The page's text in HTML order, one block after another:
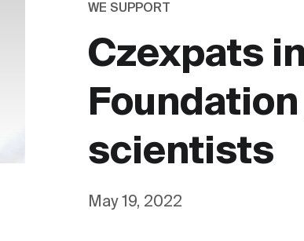
WE SUPPORT
Czexpats
scientists
May 19, 2022